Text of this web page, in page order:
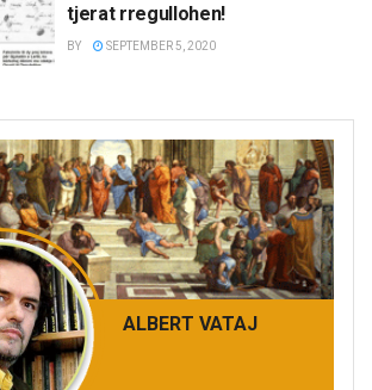
tjerat rregullohen!
BY SEPTEMBER 5, 2020
ALBERT VATAJ